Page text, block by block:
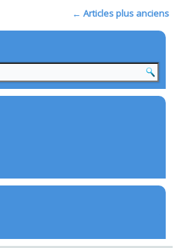
← Articles plus anciens